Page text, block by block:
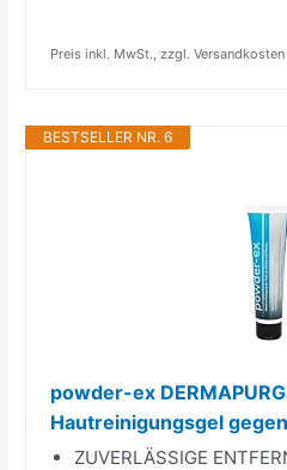
Preis inkl. MwSt., zzgl. Versandkosten
BESTSELLER NR. 6
powder-ex
Hautreinigungsgel
ZUVERLÄSSIGE